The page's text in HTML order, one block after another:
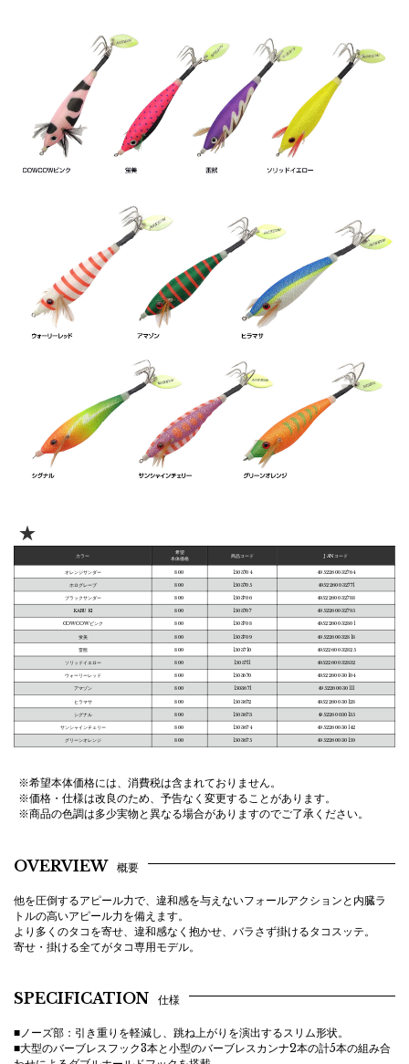
★
カラー
希望
本体価格
商品コード JANコード
オレンジサンダー 800 1503704 4952260032764
ホログレープ 800 1503705 4952260032771
ブラックサンダー 800 1503706 4952260032788
KABUKI 800 1503707 4952260032795
COWCOWピンク 800 1503708 4952260032801
蛍美 800 1503709 4952260032818
雷獣 800 1503710 4952260032825
ソリッドイエロー 800 1503711 4952260032832
ウォーリーレッド 800 1503670 4952260030104
アマゾン 800 1503671 4952260030111
ヒラマサ 800 1503672 4952260030128
シグナル 800 1503673 4952260030135
サンシャインチェリー 800 1503674 4952260030142
グリーンオレンジ 800 1503675 4952260030159
※希望本体価格には、消費税は含まれておりません。
※価格・仕様は改良のため、予告なく変更することがあります。
※商品の色調は多少実物と異なる場合がありますのでご了承ください。
OVERVIEW 概要
他を圧倒するアピール力で、違和感を与えないフォールアクションと内臓ラ
トルの高いアピール力を備えます。
より多くのタコを寄せ、違和感なく抱かせ、バラさず掛けるタコスッテ。
寄せ・掛ける全てがタコ専用モデル。
SPECIFICATION 仕様
■ノーズ部：引き重りを軽減し、跳ね上がりを演出するスリム形状。
■大型のバーブレスフック3本と小型のバーブレスカンナ2本の計5本の組み合